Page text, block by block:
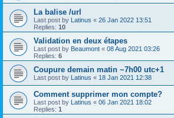
La balise /url
Last post by Latinus « 26 Jan 2022 13:51
Replies: 10
Validation en deux étapes
Last post by Beaumont « 08 Aug 2021 03:26
Replies: 6
Coupure demain matin ~7h00 utc+1
Last post by Latinus « 18 Jan 2021 12:38
Comment supprimer mon compte?
Last post by Latinus « 06 Jan 2021 18:02
Replies: 1